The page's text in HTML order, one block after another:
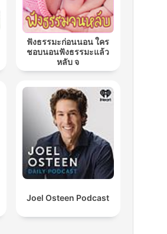
ฟังธรรมะก่อนนอน ใคร
ชอบนอนฟังธรรมะแล้ว
หลับ จ
Joel Osteen Podcast